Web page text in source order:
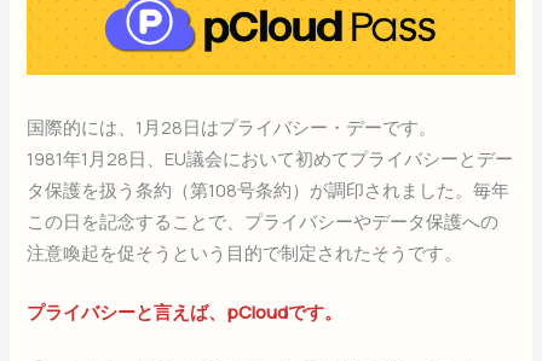
国際的には、1月28日はプライバシー・デーです。
1981年1月28日、EU議会において初めてプライバシーとデー
タ保護を扱う条約（第108号条約）が調印されました。毎年
この日を記念することで、プライバシーやデータ保護への
注意喚起を促そうという目的で制定されたそうです。
プライバシーと言えば、pCloudです。